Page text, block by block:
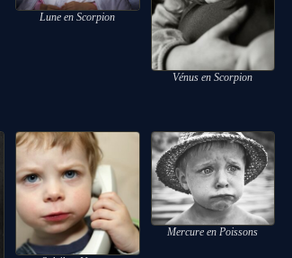
Lune en Scorpion
Vénus en Scorpion
Mercure en Poissons